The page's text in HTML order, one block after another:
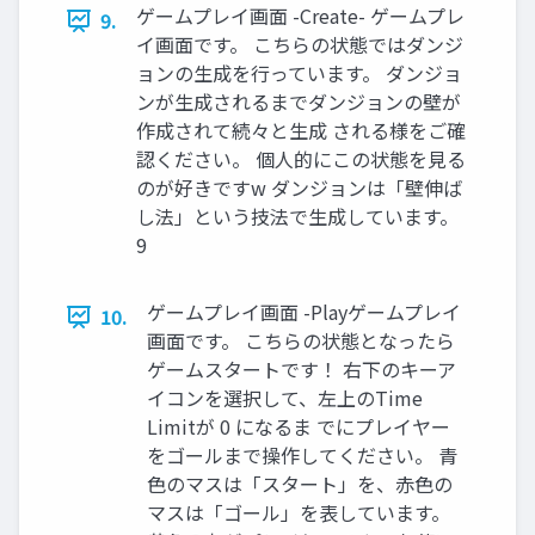
9.
ゲームプレイ画面 -Create- ゲームプレ
イ画面です。 こちらの状態ではダンジ
ョンの生成を行っています。 ダンジョ
ンが生成されるまでダンジョンの壁が
作成されて続々と生成 される様をご確
認ください。 個人的にこの状態を見る
のが好きですw ダンジョンは「壁伸ば
し法」という技法で生成しています。
9
10.
ゲームプレイ画面 -Playゲームプレイ
画面です。 こちらの状態となったら
ゲームスタートです！ 右下のキーア
イコンを選択して、左上のTime
Limitが 0 になるま でにプレイヤー
をゴールまで操作してください。 青
色のマスは「スタート」を、赤色の
マスは「ゴール」を表しています。